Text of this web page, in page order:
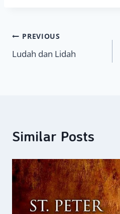
Navigasi
pos
PREVIOUS
Ludah dan Lidah
Similar Posts